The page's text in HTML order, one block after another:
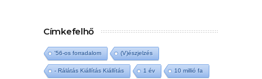
Címkefelhő
'56-os forradalom (V)észjelzés
- Rálátás Kiállítás Kiállítás 1 év 10 millió fa